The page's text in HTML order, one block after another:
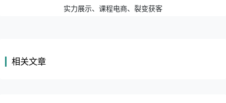
实力展示、课程电商、裂变获客
相关文章